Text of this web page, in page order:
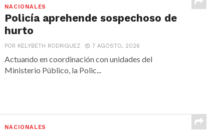
NACIONALES
Policía aprehende sospechoso de
hurto
POR KELYBETH RODRIGUEZ 7 AGOSTO, 2026
Actuando en coordinación con unidades del
Ministerio Público, la Polic...
NACIONALES